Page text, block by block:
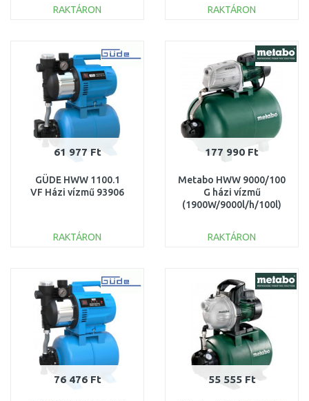
RAKTÁRON
Összehasonlítás
RAKTÁRON
Összehasonlítás
61 977 Ft
GÜDE HWW 1100.1
VF Házi vízmű 93906
RAKTÁRON
Összehasonlítás
177 990 Ft
Metabo HWW 9000/100
G házi vízmű
(1900W/9000l/h/100l)
RAKTÁRON
Összehasonlítás
76 476 Ft 55 555 Ft